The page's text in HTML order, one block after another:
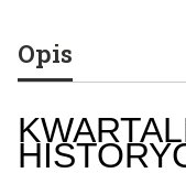
Opis